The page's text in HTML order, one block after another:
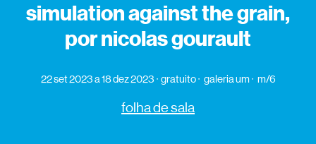
simulation against the grain,
por nicolas gourault
22 set 2023a 18 dez 2023 gratuito galeria um m/6
folha de sala